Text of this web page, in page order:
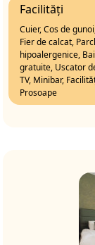
Facilități
Cuier, Cos de
Fier de calcat,
hipoalergenice,
gratuite, Uscator
TV, Minibar,
Prosoape